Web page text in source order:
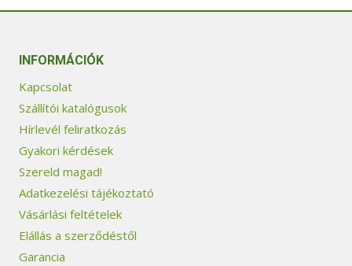
INFORMÁCIÓK
Kapcsolat
Szállítói katalógusok
Hírlevél feliratkozás
Gyakori kérdések
Szereld magad!
Adatkezelési tájékoztató
Vásárlási feltételek
Elállás a szerződéstől
Garancia